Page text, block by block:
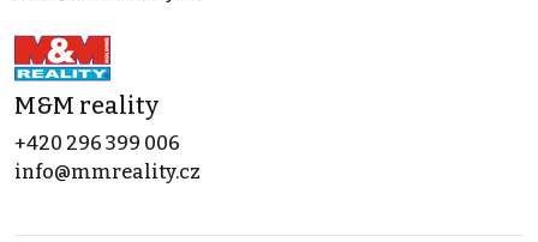
M&M reality
+420 296 399 006
info@mmreality.cz